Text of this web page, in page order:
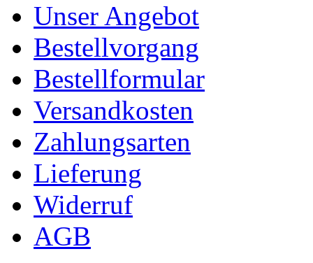
Unser Angebot
Bestellvorgang
Bestellformular
Versandkosten
Zahlungsarten
Lieferung
Widerruf
AGB